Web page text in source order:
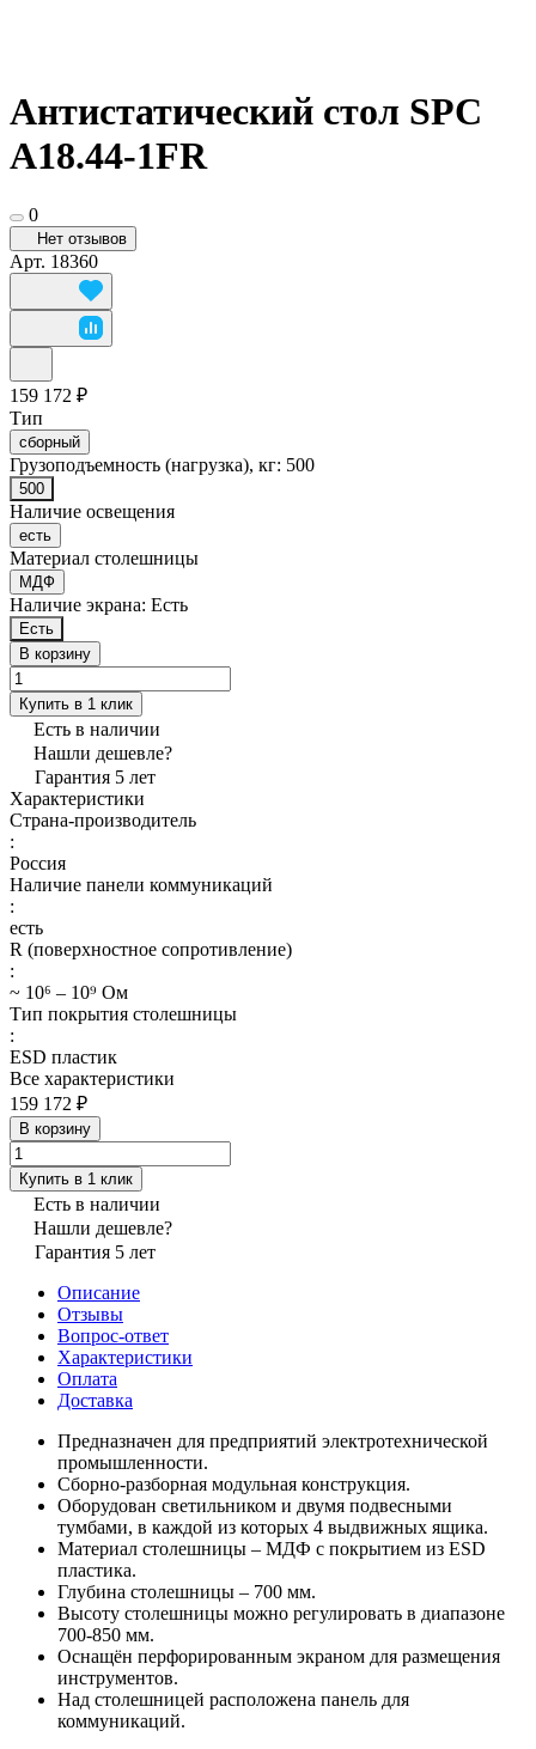
Антистатический стол SPC
A18.44-1FR
0
Нет отзывов
Арт. 18360
159 172 ₽
Тип
сборный
Грузоподъемность (нагрузка), кг: 500
500
Наличие освещения
есть
Материал столешницы
МДФ
Наличие экрана: Есть
Есть
В корзину
Купить в 1 клик
Есть в наличии
Нашли дешевле?
Гарантия 5 лет
Характеристики
Страна-производитель
:
Россия
Наличие панели коммуникаций
:
есть
R (поверхностное сопротивление)
:
~ 10⁶ – 10⁹ Ом
Тип покрытия столешницы
:
ESD пластик
Все характеристики
159 172 ₽
В корзину
Купить в 1 клик
Есть в наличии
Нашли дешевле?
Гарантия 5 лет
Описание
Отзывы
Вопрос-ответ
Характеристики
Оплата
Доставка
Предназначен для предприятий электротехнической
промышленности.
Сборно-разборная модульная конструкция.
Оборудован светильником и двумя подвесными
тумбами, в каждой из которых 4 выдвижных ящика.
Материал столешницы – МДФ с покрытием из ESD
пластика.
Глубина столешницы – 700 мм.
Высоту столешницы можно регулировать в диапазоне
700-850 мм.
Оснащён перфорированным экраном для размещения
инструментов.
Над столешницей расположена панель для
коммуникаций.